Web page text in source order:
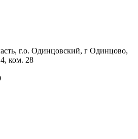
г.о. Одинцовский, г Одинцово,
ком. 28